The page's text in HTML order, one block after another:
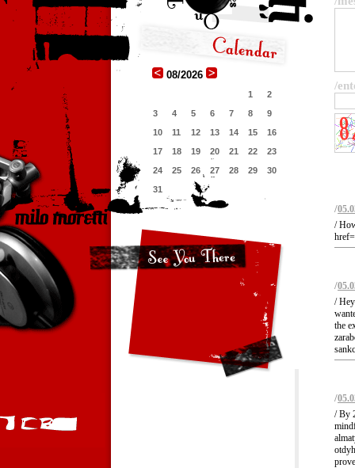
08/2026
1
2
3
4 5 6 7 8
9
10
11 12 13 14 15
16
17
18 19 20 21 22
23
24
25 26 27 28 29
30
31
/
/
/
/
/
the
/
/ By